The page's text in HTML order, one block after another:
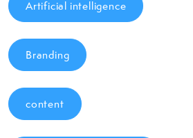
Artificial intelligence
Branding
content